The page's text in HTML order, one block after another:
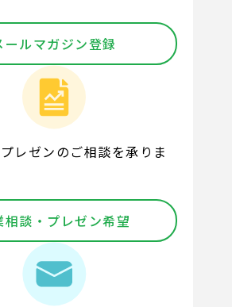
ールマガジン登録
レゼンのご相談を承りま
相談・プレゼン希望